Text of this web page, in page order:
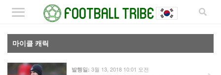
마이클 캐릭
발행일: 3월 13, 2018 10:01 오전